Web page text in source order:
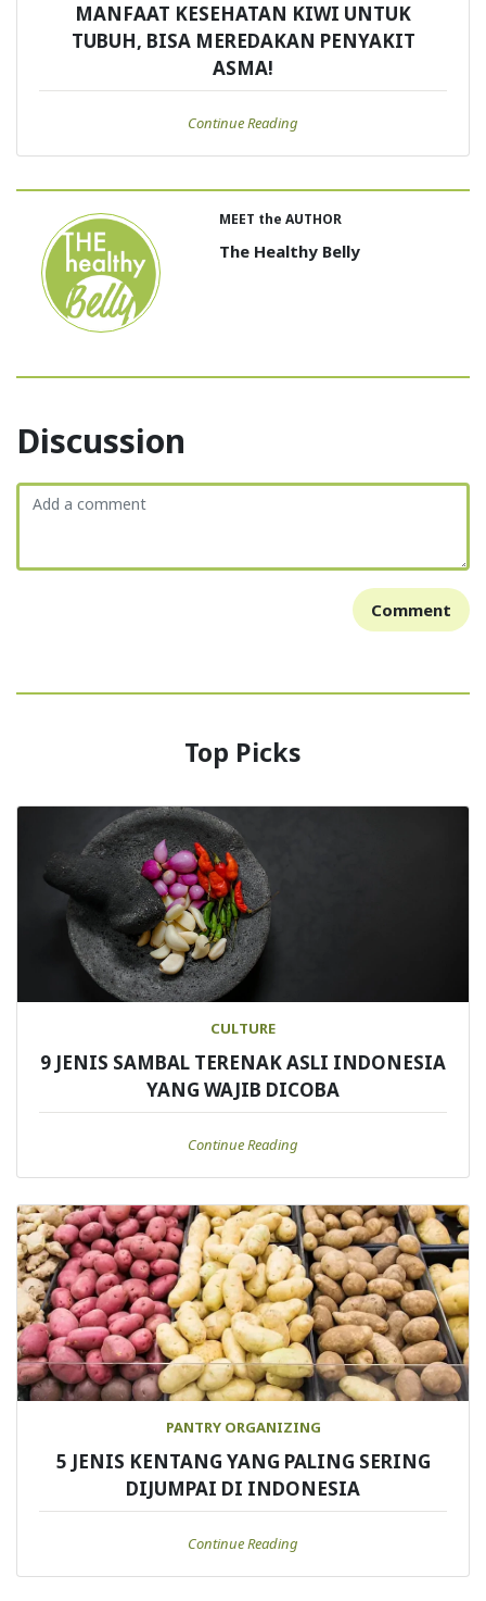
MANFAAT KESEHATAN KIWI UNTUK
TUBUH, BISA MEREDAKAN PENYAKIT
ASMA!
Continue Reading
MEET the AUTHOR
The Healthy Belly
Discussion
Comment
Top Picks
CULTURE
9 JENIS SAMBAL TERENAK ASLI INDONESIA
YANG WAJIB DICOBA
Continue Reading
PANTRY ORGANIZING
5 JENIS KENTANG YANG PALING SERING
DIJUMPAI DI INDONESIA
Continue Reading